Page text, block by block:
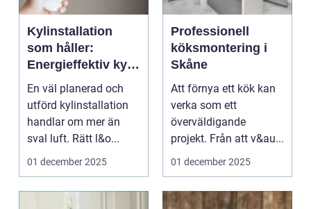
Kylinstallation
som håller:
Energieffektiv kyla
för hem, butik och
teknikrum
En väl planerad och
utförd kylinstallation
handlar om mer än
sval luft. Rätt l&o...
01 december 2025
Professionell
köksmontering i
Skåne
Att förnya ett kök kan
verka som ett
överväldigande
projekt. Från att v&au...
01 december 2025